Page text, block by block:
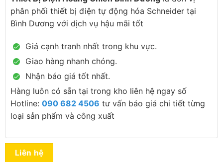
phân phối thiết bị điện tự động hóa Schneider tại
Bình Dương với dịch vụ hậu mãi tốt
Giá cạnh tranh nhất trong khu vực.
Giao hàng nhanh chóng.
Nhận báo giá tốt nhất.
Hàng luôn có sẵn tại trong kho liên hệ ngay số
Hotline: 090 682 4506 tư vấn báo giá chi tiết từng
loại sản phẩm và công xuất
Liên hệ